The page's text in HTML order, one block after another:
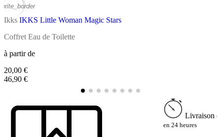
Ikks IKKS Little Woman Magic Stars
Coffret Eau de Toilette
à partir de
20,00 €
46,90 €
Livraison
en 24 heures